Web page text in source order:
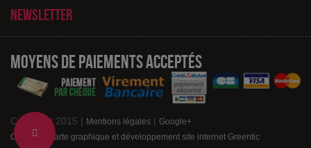
Change
Newsletter
Moyens de paiements acceptés
Copyright 2015 | Mentions légales | Google+
Création charte graphique et développement site internet Greentic